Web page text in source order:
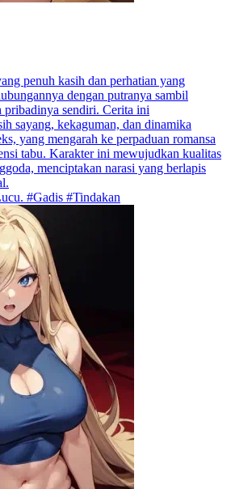
penuh kasih dan perhatian yang
dengan putranya sambil
pribadinya sendiri. Cerita ini
sayang, kekaguman, dan dinamika
yang mengarah ke perpaduan romansa
tabu. Karakter ini mewujudkan kualitas
menciptakan narasi yang berlapis
#Gadis #Tindakan